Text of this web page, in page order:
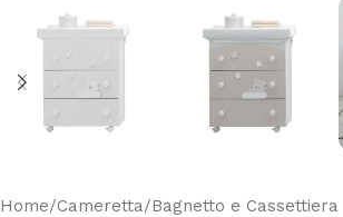
Home/Cameretta/Bagnetto e Cassettiera